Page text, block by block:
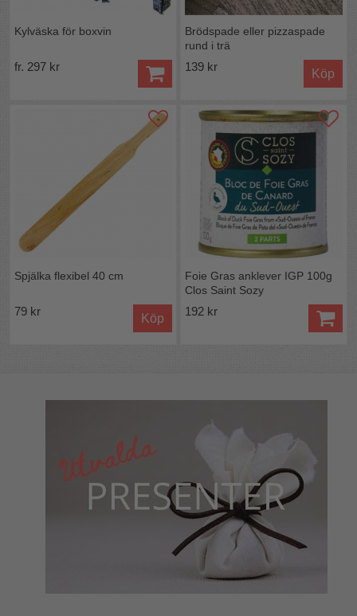
Kylväska för boxvin
fr. 297 kr
Brödspade eller pizzaspade
rund i trä
139 kr
Köp
Spjälka flexibel 40 cm
79 kr
Köp
Foie Gras anklever IGP 100g
Clos Saint Sozy
192 kr